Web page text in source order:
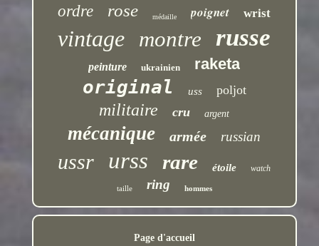
ordre rose médaille poignet wrist
vintage montre russe
peinture ukrainien raketa
original uss poljot
militaire cru argent
mécanique armée russian
ussr urss rare étoile watch
taille ring hommes
Page d'accueil